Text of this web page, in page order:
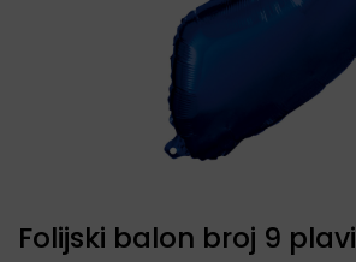
Folijski balon broj 9 plavi